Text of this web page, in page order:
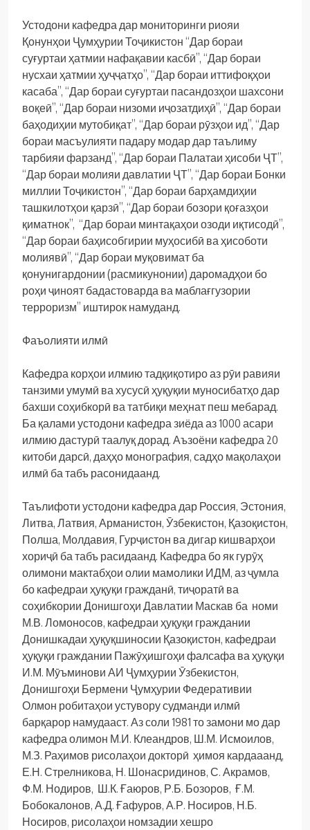
Устодони кафедра дар мониторинги риояи
Қонунҳои Ҷумҳурии Тоҷикистон “Дар бораи
суғуртаи ҳатмии нафақавии касбӣ”, “Дар бораи
нусхаи ҳатмии ҳуҷҷатҳо”, “Дар бораи иттифоқҳои
касаба”, “Дар бораи суғуртаи пасандозҳои шахсони
воқеӣ”, “Дар бораи низоми иҷозатдиҳӣ”, “Дар бораи
баҳодиҳии мутобиқат”, “Дар бораи рӯзҳои ид”, “Дар
бораи масъулияти падару модар дар таълиму
тарбияи фарзанд”, “Дар бораи Палатаи ҳисоби ҶТ”,
“Дар бораи молияи давлатии ҶТ”, “Дар бораи Бонки
миллии Тоҷикистон”, “Дар бораи барҳамдиҳии
ташкилотҳои қарзӣ”, “Дар бораи бозори қоғазҳои
қиматнок”, “Дар бораи минтақаҳои озоди иқтисодӣ”,
“Дар бораи баҳисобгирии муҳосибӣ ва ҳисоботи
молиявӣ”, “Дар бораи муқовимат ба
қонунигардонии (расмикунонии) даромадҳои бо
роҳи ҷиноят бадастоварда ва маблағгузории
терроризм” иштирок намуданд.
Фаъолияти илмӣ
Кафедра корҳои илмию тадқиқотиро аз рӯи равияи
танзими умумӣ ва хусусӣ ҳуқуқии муносибатҳо дар
бахши соҳибкорӣ ва татбиқи меҳнат пеш мебарад.
Ба қалами устодони кафедра зиёда аз 1000 асари
илмию дастурӣ таалуқ дорад. Аъзоёни кафедра 20
китоби дарсӣ, даҳҳо монография, садҳо мақолаҳои
илмӣ ба табъ расонидаанд.
Таълифоти устодони кафедра дар Россия, Эстония,
Литва, Латвия, Арманистон, Ӯзбекистон, Қазоқистон,
Полша, Молдавия, Гурҷистон ва дигар кишварҳои
хориҷӣ ба табъ расидаанд. Кафедра бо як гурӯҳ
олимони мактабҳои олии мамолики ИДМ, аз ҷумла
бо кафедраи ҳуқуқи гражданӣ, тиҷоратӣ ва
соҳибкории Донишгоҳи Давлатии Маскав ба номи
М.В. Ломоносов, кафедраи ҳуқуқи граждании
Донишкадаи ҳуқуқшиносии Қазоқистон, кафедраи
ҳуқуқи граждании Пажӯҳишгоҳи фалсафа ва ҳуқуқи
И.М. Мӯъминови АИ Ҷумҳурии Ӯзбекистон,
Донишгоҳи Бермени Ҷумҳурии Федеративии
Олмон робитаҳои устувору судманди илмӣ
барқарор намудааст. Аз соли 1981 то замони мо дар
кафедра олимон М.И. Клеандров, Ш.М. Исмоилов,
М.З. Раҳимов рисолаҳои докторӣ ҳимоя кардааанд,
Е.Н. Стрелникова, Н. Шонасридинов, С. Акрамов,
Ф.М. Нодиров, Ш.К. Ғаюров, Р.Б. Бозоров, Ғ.М.
Бобокалонов, А.Д. Ғафуров, А.Р. Носиров, Н.Б.
Носиров, рисолаҳои номзадии хешро